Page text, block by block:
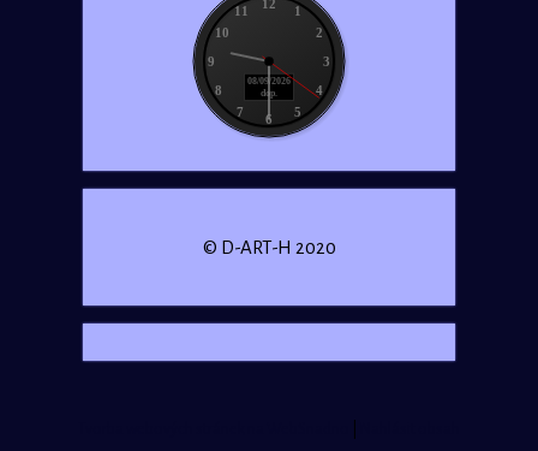
1
2
3
4
5
6
7
8
9
10
11 12
08/09/2026
dop.
© D-ART-H 2020